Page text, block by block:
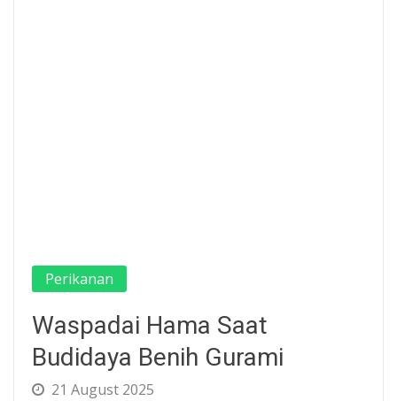
Perikanan
Waspadai Hama Saat
Budidaya Benih Gurami
21 August 2025